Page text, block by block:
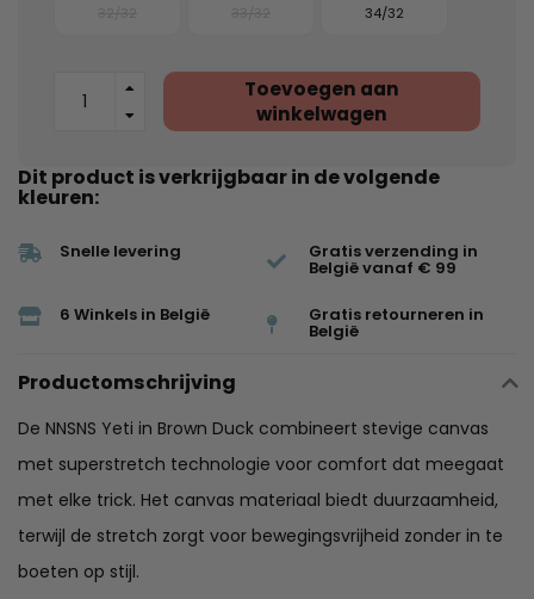
34/32
Toevoegen aan
winkelwagen
Dit product is verkrijgbaar in de volgende
kleuren:
Snelle levering Gratis verzending in
België vanaf € 99
6 Winkels in België Gratis retourneren in
België
Productomschrijving
De NNSNS Yeti in Brown Duck combineert stevige canvas
met superstretch technologie voor comfort dat meegaat
met elke trick. Het canvas materiaal biedt duurzaamheid,
terwijl de stretch zorgt voor bewegingsvrijheid zonder in te
boeten op stijl.